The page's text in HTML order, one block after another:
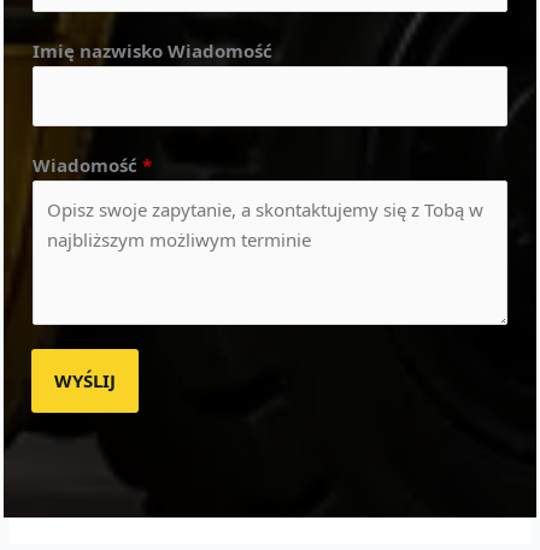
Imię nazwisko Wiadomość
Wiadomość *
WYŚLIJ